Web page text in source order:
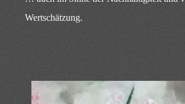
Wertschätzung.